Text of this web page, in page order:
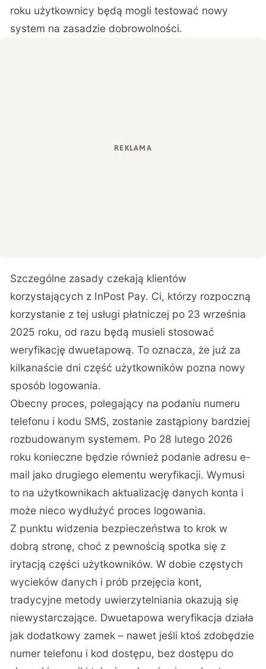
roku użytkownicy będą mogli testować nowy
system na zasadzie dobrowolności.
Szczególne zasady czekają klientów
korzystających z InPost Pay. Ci, którzy rozpoczną
korzystanie z tej usługi płatniczej po 23 września
2025 roku, od razu będą musieli stosować
weryfikację dwuetapową. To oznacza, że już za
kilkanaście dni część użytkowników pozna nowy
sposób logowania.
Obecny proces, polegający na podaniu numeru
telefonu i kodu SMS, zostanie zastąpiony bardziej
rozbudowanym systemem. Po 28 lutego 2026
roku konieczne będzie również podanie adresu e-
mail jako drugiego elementu weryfikacji. Wymusi
to na użytkownikach aktualizację danych konta i
może nieco wydłużyć proces logowania.
Z punktu widzenia bezpieczeństwa to krok w
dobrą stronę, choć z pewnością spotka się z
irytacją części użytkowników. W dobie częstych
wycieków danych i prób przejęcia kont,
tradycyjne metody uwierzytelniania okazują się
niewystarczające. Dwuetapowa weryfikacja działa
jak dodatkowy zamek – nawet jeśli ktoś zdobędzie
numer telefonu i kod dostępu, bez dostępu do